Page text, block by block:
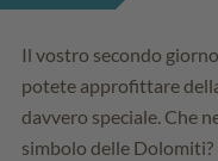
Il vostro secondo
potete approfittare
davvero speciale. Che
simbolo delle